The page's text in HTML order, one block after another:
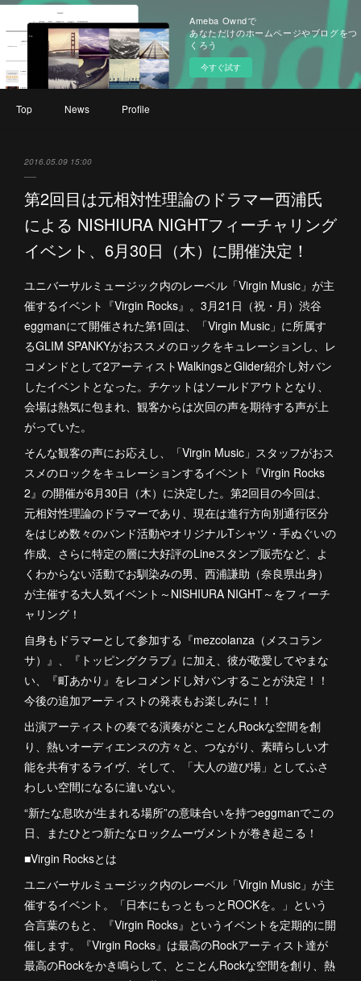
Ameba Owndで
あなただけのホームページやブログをつ
くろう
今すぐ試す
Top News Profile
2016.05.09 15:00
第2回目は元相対性理論のドラマー西浦氏
による NISHIURA NIGHTフィーチャリング
イベント、6月30日（木）に開催決定！
ユニバーサルミュージック内のレーベル「Virgin Music」が主
催するイベント『Virgin Rocks』。3月21日（祝・月）渋谷
eggmanにて開催された第1回は、「Virgin Music」に所属す
るGLIM SPANKYがおススメのロックをキュレーションし、レ
コメンドとして2アーティストWalkingsとGlider紹介し対バン
したイベントとなった。チケットはソールドアウトとなり、
会場は熱気に包まれ、観客からは次回の声を期待する声が上
がっていた。
そんな観客の声にお応えし、「Virgin Music」スタッフがおス
スメのロックをキュレーションするイベント『Virgin Rocks
2』の開催が6月30日（木）に決定した。第2回目の今回は、
元相対性理論のドラマーであり、現在は進行方向別通行区分
をはじめ数々のバンド活動やオリジナルTシャツ・手ぬぐいの
作成、さらに特定の層に大好評のLineスタンプ販売など、よ
くわからない活動でお馴染みの男、西浦謙助（奈良県出身）
が主催する大人気イベント～NISHIURA NIGHT～をフィーチ
ャリング！
自身もドラマーとして参加する『mezcolanza（メスコラン
サ）』、『トッピングクラブ』に加え、彼が敬愛してやまな
い、『町あかり』をレコメンドし対バンすることが決定！！
今後の追加アーティストの発表もお楽しみに！！
出演アーティストの奏でる演奏がとことんRockな空間を創
り、熱いオーディエンスの方々と、つながり、素晴らしい才
能を共有するライヴ、そして、「大人の遊び場」としてふさ
わしい空間になるに違いない。
“新たな息吹が生まれる場所”の意味合いを持つeggmanでこの
日、またひとつ新たなロックムーヴメントが巻き起こる！
■Virgin Rocksとは
ユニバーサルミュージック内のレーベル「Virgin Music」が主
催するイベント。「日本にもっともっとROCKを。」という
合言葉のもと、『Virgin Rocks』というイベントを定期的に開
催します。『Virgin Rocks』は最高のRockアーティスト達が
最高のRockをかき鳴らして、とことんRockな空間を創り、熱